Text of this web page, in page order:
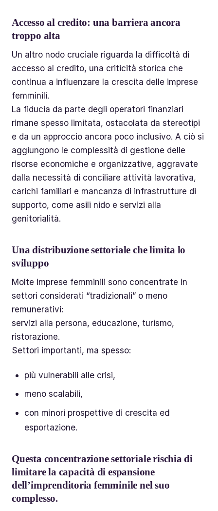
Accesso al credito: una barriera ancora
troppo alta
Un altro nodo cruciale riguarda la difficoltà di
accesso al credito, una criticità storica che
continua a influenzare la crescita delle imprese
femminili.
La fiducia da parte degli operatori finanziari
rimane spesso limitata, ostacolata da stereotipi
e da un approccio ancora poco inclusivo. A ciò si
aggiungono le complessità di gestione delle
risorse economiche e organizzative, aggravate
dalla necessità di conciliare attività lavorativa,
carichi familiari e mancanza di infrastrutture di
supporto, come asili nido e servizi alla
genitorialità.
Una distribuzione settoriale che limita lo
sviluppo
Molte imprese femminili sono concentrate in
settori considerati “tradizionali” o meno
remunerativi:
servizi alla persona, educazione, turismo,
ristorazione.
Settori importanti, ma spesso:
più vulnerabili alle crisi,
meno scalabili,
con minori prospettive di crescita ed
esportazione.
Questa concentrazione settoriale rischia di
limitare la capacità di espansione
dell’imprenditoria femminile nel suo
complesso.